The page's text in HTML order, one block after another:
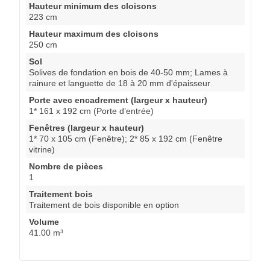
Hauteur minimum des cloisons
223 cm
Hauteur maximum des cloisons
250 cm
Sol
Solives de fondation en bois de 40-50 mm; Lames à
rainure et languette de 18 à 20 mm d'épaisseur
Porte avec encadrement (largeur x hauteur)
1* 161 x 192 cm (Porte d’entrée)
Fenêtres (largeur x hauteur)
1* 70 x 105 cm (Fenêtre); 2* 85 x 192 cm (Fenêtre
vitrine)
Nombre de pièces
1
Traitement bois
Traitement de bois disponible en option
Volume
41.00 m³